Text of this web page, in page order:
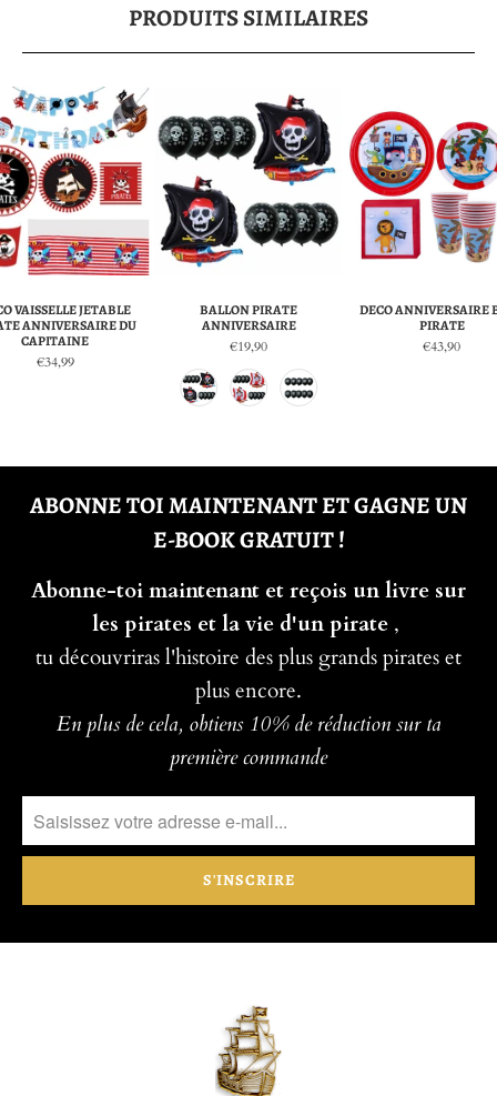
PRODUITS SIMILAIRES
VAISSELLE JETABLE
ANNIVERSAIRE DU
CAPITAINE
€34,99
BALLON PIRATE
ANNIVERSAIRE
€19,90
DECO ANNIVERSAIRE
PIRATE
€43,90
ABONNE TOI MAINTENANT ET GAGNE UN
E-BOOK GRATUIT !
Abonne-toi maintenant et reçois un livre sur
les pirates et la vie d'un pirate ,
tu découvriras l'histoire des plus grands pirates et
plus encore.
En plus de cela, obtiens 10% de réduction sur ta
première commande